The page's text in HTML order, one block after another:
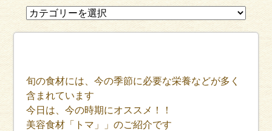
旬の食材には、今の季節に必要な栄養などが多く
含まれています
今日は、今の時期にオススメ！！
美容食材「トマ」」のご紹介です